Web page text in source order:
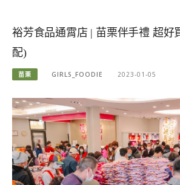
裕芳食品通霄店 | 苗栗伴手禮 超好
配)
苗栗 GIRLS_FOODIE 2023-01-05